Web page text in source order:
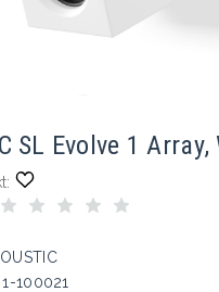
SL Evolve 1
1-100021